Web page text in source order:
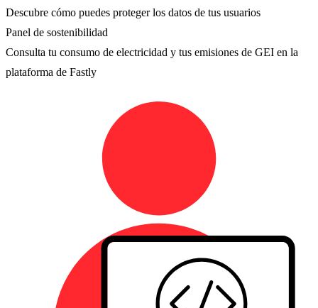
Descubre cómo puedes proteger los datos de tus usuarios
Panel de sostenibilidad
Consulta tu consumo de electricidad y tus emisiones de GEI en la
plataforma de Fastly